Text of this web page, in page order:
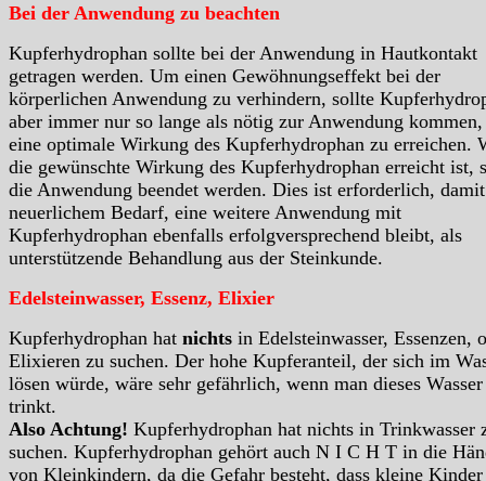
Bei der Anwendung zu beachten
Kupferhydrophan sollte bei der Anwendung in Hautkontakt
getragen werden. Um einen Gewöhnungseffekt bei der
körperlichen Anwendung zu verhindern, sollte
aber immer nur so lange als nötig zur Anwendung
eine optimale Wirkung des Kupferhydrophan zu erreichen.
die gewünschte Wirkung des Kupferhydrophan erreicht ist,
die Anwendung beendet werden. Dies ist erforderlich,
neuerlichem Bedarf, eine weitere Anwendung mit
Kupferhydrophan ebenfalls erfolgversprechend bleibt, als
unterstützende Behandlung aus der Steinkunde.
Edelsteinwasser, Essenz, Elixier
Kupferhydrophan hat nichts in Edelsteinwasser, Essenzen,
Elixieren zu suchen. Der hohe Kupferanteil, der sich im
lösen würde, wäre sehr gefährlich, wenn man dieses Wasser
trinkt.
Also Achtung! Kupferhydrophan hat nichts in Trinkwasser
suchen. Kupferhydrophan gehört auch N I C H T in die
von Kleinkindern, da die Gefahr besteht, dass kleine Kinder